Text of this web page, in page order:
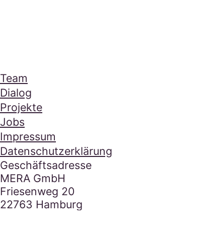
Mera Footer Section
Navigation
Team
Dialog
Projekte
Jobs
Impressum
Datenschutzerklärung
Kontakt
Geschäftsadresse
MERA GmbH
Friesenweg 20
22763 Hamburg